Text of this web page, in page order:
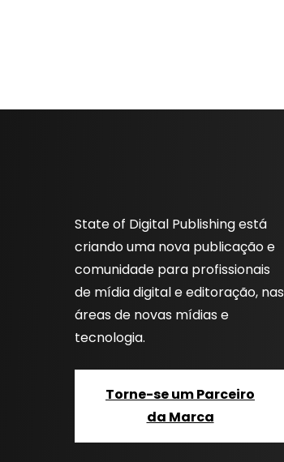
State of Digital Publishing está
criando uma nova publicação e
comunidade para profissionais
de mídia digital e editoração, nas
áreas de novas mídias e
tecnologia.
Torne-se um Parceiro
da Marca